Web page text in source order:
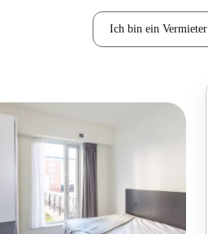
Ich bin ein Vermieter